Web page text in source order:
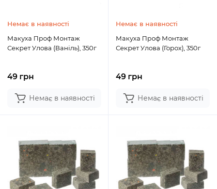
Немає в наявності
Макуха Проф Монтаж
Секрет Улова (Ваніль), 350г
49 грн
Немає в наявності
Немає в наявності
Макуха Проф Монтаж
Секрет Улова (Горох), 350г
49 грн
Немає в наявності